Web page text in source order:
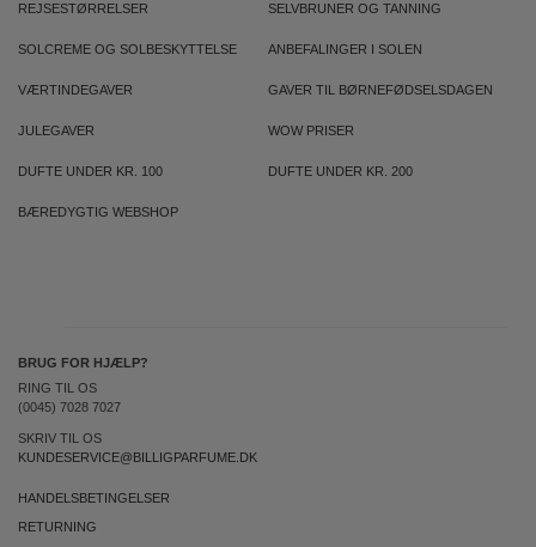
REJSESTØRRELSER SELVBRUNER OG TANNING
SOLCREME OG SOLBESKYTTELSE ANBEFALINGER I SOLEN
VÆRTINDEGAVER GAVER TIL BØRNEFØDSELSDAGEN
JULEGAVER WOW PRISER
DUFTE UNDER KR. 100 DUFTE UNDER KR. 200
BÆREDYGTIG WEBSHOP
BRUG FOR HJÆLP?
RING TIL OS
(0045) 7028 7027
SKRIV TIL OS
KUNDESERVICE@BILLIGPARFUME.DK
HANDELSBETINGELSER
RETURNING